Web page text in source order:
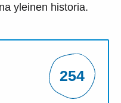
yleinen historia.
254